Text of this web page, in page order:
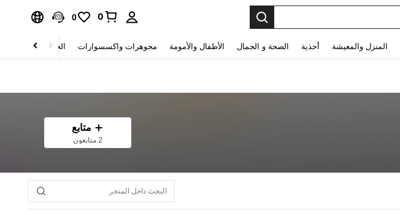
0
0
المنزل والمعيشة أحذية الصحة و الجمال الأطفال والأمومة مجوهرات واكسسوارات الحقائب والأمتعة
متابع
2 متابعون